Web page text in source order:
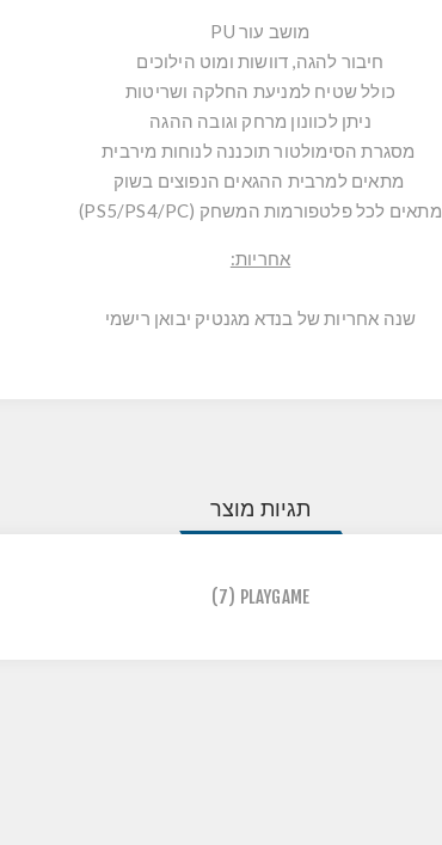
מושב עור PU
חיבור להגה, דוושות ומוט הילוכים
כולל שטיח למניעת החלקה ושריטות
ניתן לכוונון מרחק וגובה ההגה
מסגרת הסימולטור תוכננה לנוחות מירבית
מתאים למרבית ההגאים הנפוצים בשוק
מתאים לכל פלטפורמות המשחק (PS5/PS4/PC)
אחריות:
שנה אחריות של בנדא מגנטיק יבואן רישמי
תגיות מוצר
PLAYGAME
(7)